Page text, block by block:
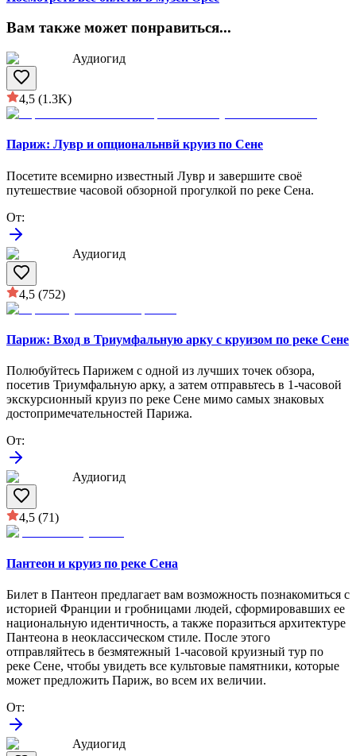
Вам также может понравиться...
Аудиогид
4,5 (1.3K)
Париж: Лувр и опциональнвй круиз по Сене
Посетите всемирно известный Лувр и завершите своё
путешествие часовой обзорной прогулкой по реке Сена.
От:
Аудиогид
4,5 (752)
Париж: Вход в Триумфальную арку с круизом по реке Сене
Полюбуйтесь Парижем с одной из лучших точек обзора,
посетив Триумфальную арку, а затем отправьтесь в 1-часовой
экскурсионный круиз по реке Сене мимо самых знаковых
достопримечательностей Парижа.
От:
Аудиогид
4,5 (71)
Пантеон и круиз по реке Сена
Билет в Пантеон предлагает вам возможность познакомиться с
историей Франции и гробницами людей, сформировавших ее
национальную идентичность, а также поразиться архитектуре
Пантеона в неоклассическом стиле. После этого
отправляйтесь в безмятежный 1-часовой круизный тур по
реке Сене, чтобы увидеть все культовые памятники, которые
может предложить Париж, во всем их величии.
От:
Аудиогид